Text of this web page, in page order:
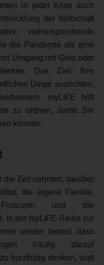
in jeder Krise auch
der Wirtschaft
vielversprechende
die Pandemie als eine
Umgang mit Geld oder
Das Ziel: Ihre
Dinge ausrichten,
myLIFE hilft
zu ordnen, damit Sie
können.
die Zeit nehmen, darüber
die eigene Familie,
und die
In der myLIFE-Reihe zur
wieder betont, dass
häufig darauf
kurzfristig denken, statt